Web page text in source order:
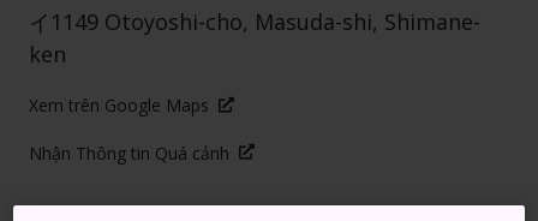
イ1149 Otoyoshi-cho, Masuda-shi, Shimane-
ken
Xem trên Google Maps
Nhận Thông tin Quá cảnh